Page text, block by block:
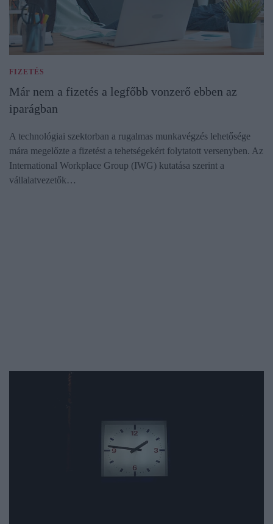
FIZETÉS
Már nem a fizetés a legfőbb vonzerő ebben az
iparágban
A technológiai szektorban a rugalmas munkavégzés lehetősége
mára megelőzte a fizetést a tehetségekért folytatott versenyben. Az
International Workplace Group (IWG) kutatása szerint a
vállalatvezetők…